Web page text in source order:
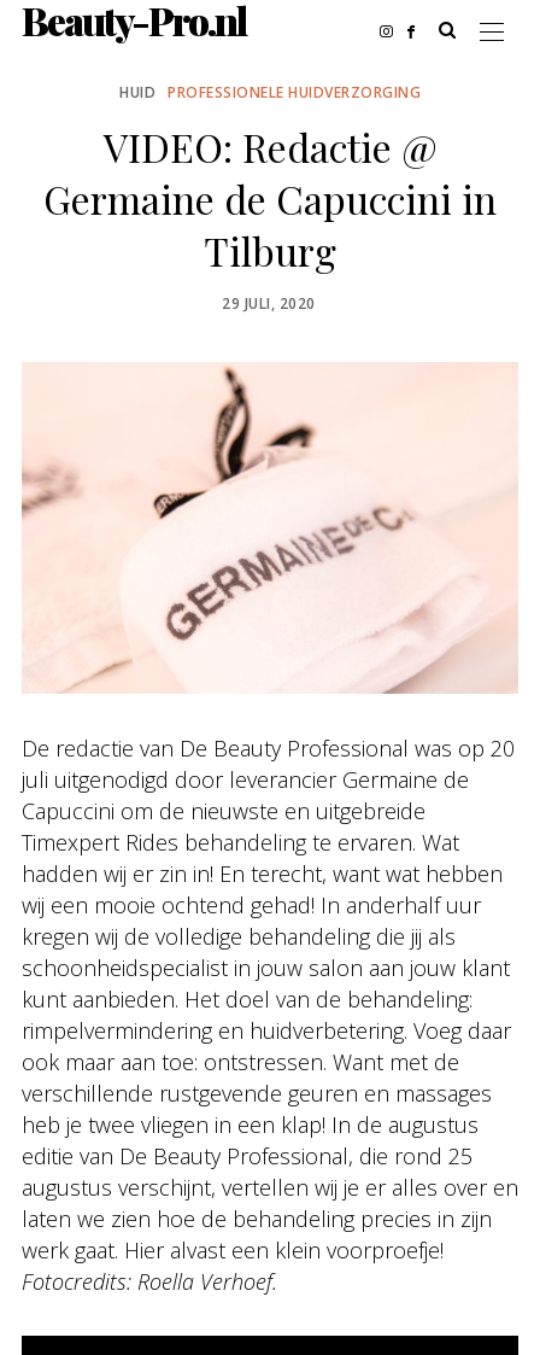
Beauty-Pro.nl
HUID PROFESSIONELE HUIDVERZORGING
VIDEO: Redactie @
Germaine de Capuccini in
Tilburg
POSTED
29 JULI, 2020
De redactie van De Beauty Professional was op 20
juli uitgenodigd door leverancier Germaine de
Capuccini om de nieuwste en uitgebreide
Timexpert Rides behandeling te ervaren. Wat
hadden wij er zin in! En terecht, want wat hebben
wij een mooie ochtend gehad! In anderhalf uur
kregen wij de volledige behandeling die jij als
schoonheidspecialist in jouw salon aan jouw klant
kunt aanbieden. Het doel van de behandeling:
rimpelvermindering en huidverbetering. Voeg daar
ook maar aan toe: ontstressen. Want met de
verschillende rustgevende geuren en massages
heb je twee vliegen in een klap! In de augustus
editie van De Beauty Professional, die rond 25
augustus verschijnt, vertellen wij je er alles over en
laten we zien hoe de behandeling precies in zijn
werk gaat. Hier alvast een klein voorproefje!
Fotocredits: Roella Verhoef.